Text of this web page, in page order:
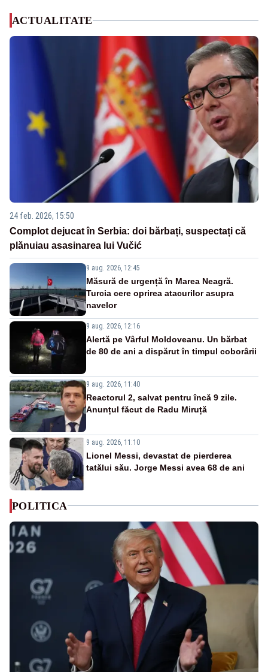
ACTUALITATE
24 feb. 2026, 15:50
Complot dejucat în Serbia: doi bărbați, suspectați că
plănuiau asasinarea lui Vučić
9 aug. 2026, 12:45
Măsură de urgență în Marea Neagră.
Turcia cere oprirea atacurilor asupra
navelor
9 aug. 2026, 12:16
Alertă pe Vârful Moldoveanu. Un bărbat
de 80 de ani a dispărut în timpul coborârii
9 aug. 2026, 11:40
Reactorul 2, salvat pentru încă 9 zile.
Anunțul făcut de Radu Miruță
9 aug. 2026, 11:10
Lionel Messi, devastat de pierderea
tatălui său. Jorge Messi avea 68 de ani
POLITICA